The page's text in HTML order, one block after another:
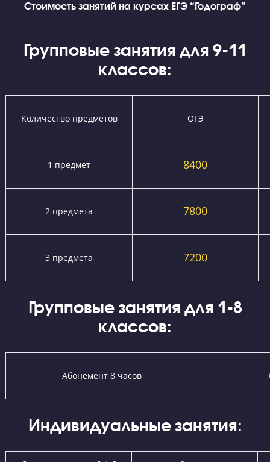
Подскажем с выбором учебного заведения и
прямо сейчас!